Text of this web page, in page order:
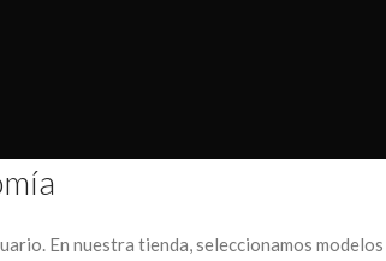
En nuestra tienda, seleccionamos modelos